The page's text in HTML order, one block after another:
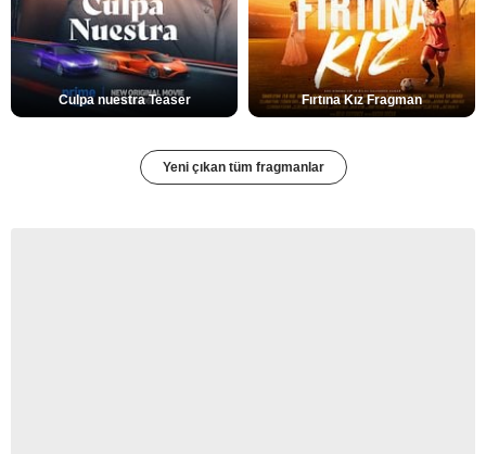
Culpa nuestra Teaser Fırtına Kız Fragman
Yeni çıkan tüm fragmanlar